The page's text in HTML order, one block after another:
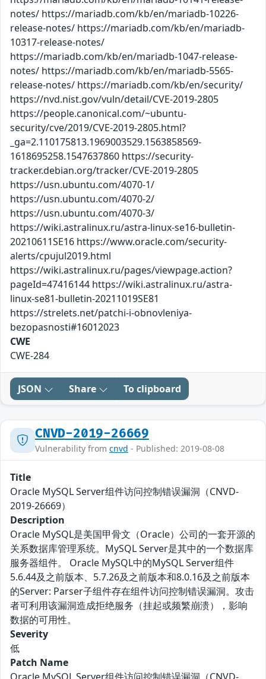
notes/ https://mariadb.com/kb/en/mariadb-10226-
release-notes/ https://mariadb.com/kb/en/mariadb-
10317-release-notes/
https://mariadb.com/kb/en/mariadb-1047-release-
notes/ https://mariadb.com/kb/en/mariadb-5565-
release-notes/ https://mariadb.com/kb/en/security/
https://nvd.nist.gov/vuln/detail/CVE-2019-2805
https://people.canonical.com/~ubuntu-
security/cve/2019/CVE-2019-2805.html?
_ga=2.110175813.1969003529.1563858569-
1618695258.1547637860 https://security-
tracker.debian.org/tracker/CVE-2019-2805
https://usn.ubuntu.com/4070-1/
https://usn.ubuntu.com/4070-2/
https://usn.ubuntu.com/4070-3/
https://wiki.astralinux.ru/astra-linux-se16-bulletin-
20210611SE16 https://www.oracle.com/security-
alerts/cpujul2019.html
https://wiki.astralinux.ru/pages/viewpage.action?
pageId=47416144 https://wiki.astralinux.ru/astra-
linux-se81-bulletin-20211019SE81
https://strelets.net/patchi-i-obnovleniya-
bezopasnosti#16012023
CWE
CWE-284
JSON Share To clipboard
CNVD-2019-26669
Vulnerability from cnvd - Published: 2019-08-08
Title
Oracle MySQL Server组件访问控制错误漏洞（CNVD-
2019-26669）
Description
Oracle MySQL是美国甲骨文（Oracle）公司的一套开源的
关系数据库管理系统。MySQL Server是其中的一个数据库
服务器组件。 Oracle MySQL中的MySQL Server组件
5.6.44及之前版本、5.7.26及之前版本和8.0.16及之前版本
的Server: Parser子组件存在组件访问控制错误漏洞。攻击
者可利用该漏洞造成拒绝服务（挂起或频繁崩溃），影响
数据的可用性。
Severity
低
Patch Name